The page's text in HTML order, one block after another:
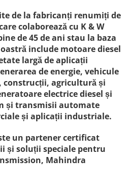
de la fabricanți renumiți de
colaborează cu K & W
de 45 de ani stau la baza
include motoare diesel
largă de aplicații
de energie, vehicule
construcții, agricultură și
electrice diesel și
și transmisii automate
și aplicații industriale.
un partener certificat
și soluții speciale pentru
Mahindra